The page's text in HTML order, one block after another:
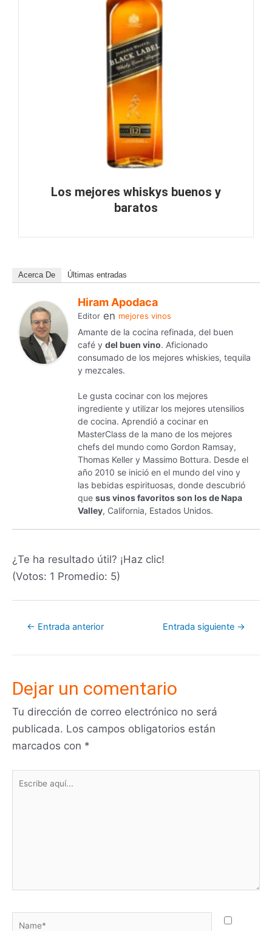
Los mejores whiskys buenos y
baratos
Acerca De Últimas entradas
Hiram Apodaca
Editor en mejores vinos
Amante de la cocina refinada, del buen
café y del buen vino. Aficionado
consumado de los mejores whiskies, tequila
y mezcales.
Le gusta cocinar con los mejores
ingrediente y utilizar los mejores utensilios
de cocina. Aprendió a cocinar en
MasterClass de la mano de los mejores
chefs del mundo como Gordon Ramsay,
Thomas Keller y Massimo Bottura. Desde el
año 2010 se inició en el mundo del vino y
las bebidas espirituosas, donde descubrió
que sus vinos favoritos son los de Napa
Valley, California, Estados Unidos.
¿Te ha resultado útil? ¡Haz clic!
(Votos: 1 Promedio: 5)
← Entrada anterior Entrada siguiente →
Dejar un comentario
Tu dirección de correo electrónico no será
publicada. Los campos obligatorios están
marcados con *
Escribe
Name*